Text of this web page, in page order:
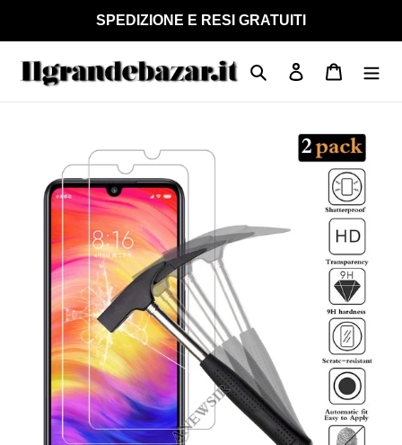
contenuti
SPEDIZIONE E RESI GRATUITI
Cerca Accedi Carrello